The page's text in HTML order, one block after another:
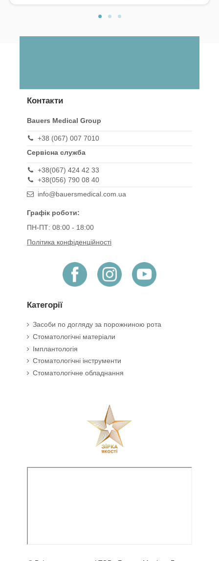
Контакти
Bauers Medical Group
+38 (067) 007 7010
Сервісна служба
+38(067) 424 42 33
+38(056) 790 08 40
info@bauersmedical.com.ua
Графік роботи:
ПН-ПТ: 08:00 - 18:00
Політика конфіденційності
Категорії
Засоби по догляду за порожниною рота
Стоматологічні матеріали
Імплантологія
Стоматологічні інструменти
Стоматологічне обладнання